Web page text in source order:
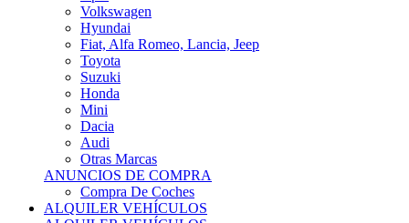
Volkswagen
Hyundai
Fiat, Alfa Romeo, Lancia, Jeep
Toyota
Suzuki
Honda
Mini
Dacia
Audi
Otras Marcas
ANUNCIOS DE COMPRA
Compra De Coches
ALQUILER VEHÍCULOS